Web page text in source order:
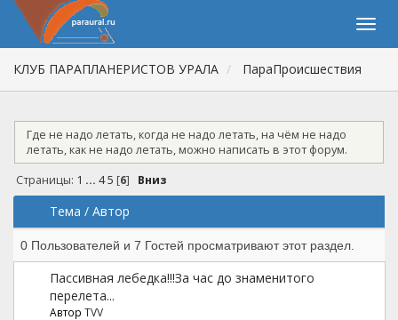
КЛУБ ПАРАПЛАНЕРИСТОВ УРАЛА ПараПроиcшествия
Где не надо летать, когда не надо летать, на чём не надо
летать, как не надо летать, можно написать в этот форум.
Страницы: 1 ... 4 5 [6] Вниз
Тема / Автор
0 Пользователей и 7 Гостей просматривают этот раздел.
Пассивная лебедка!!!За час до знаменитого
перелета...
Автор TVV